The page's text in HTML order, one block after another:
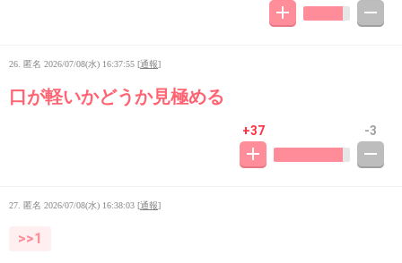
26. 匿名 2026/07/08(水) 16:37:55 [通報]
口が軽いかどうか見極める
+37 -3
27. 匿名 2026/07/08(水) 16:38:03 [通報]
>>1